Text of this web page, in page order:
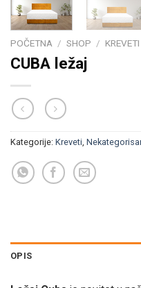
POČETNA / SHOP / KREVETI
CUBA ležaj
Kategorije: Kreveti
OPIS